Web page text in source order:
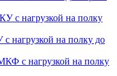
нагрузкой на полку до